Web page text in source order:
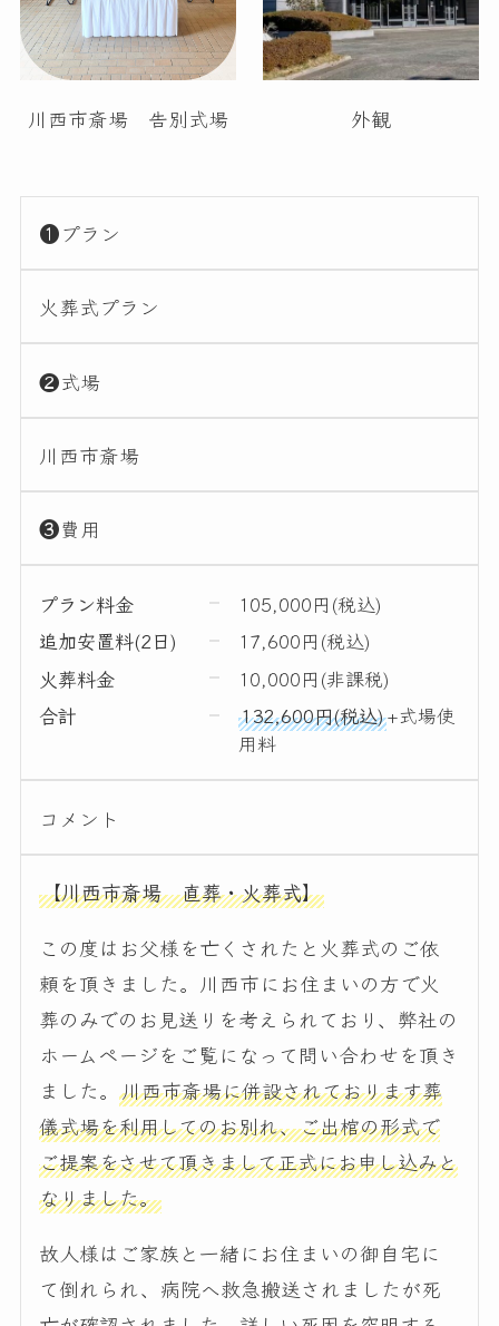
川西市斎場 告別式場 外観
❶プラン
火葬式プラン
❷式場
川西市斎場
❸費用
プラン料金
105,000円(税込)
追加安置料(2日)
17,600円(税込)
火葬料金
10,000円(非課税)
合計
132,600円(税込)+式場使
用料
コメント
【川西市斎場 直葬・火葬式】
この度はお父様を亡くされたと火葬式のご依
頼を頂きました。川西市にお住まいの方で火
葬のみでのお見送りを考えられており、弊社の
ホームページをご覧になって問い合わせを頂き
ました。川西市斎場に併設されております葬
儀式場を利用してのお別れ、ご出棺の形式で
ご提案をさせて頂きまして正式にお申し込みと
なりました。
故人様はご家族と一緒にお住まいの御自宅に
て倒れられ、病院へ救急搬送されましたが死